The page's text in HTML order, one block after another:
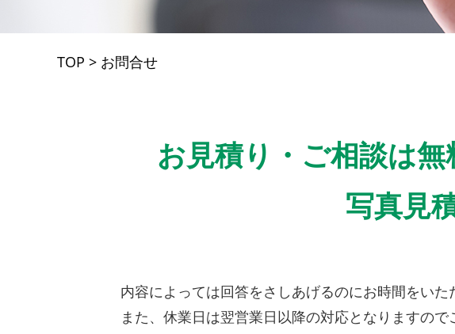
TOP > お問合せ
お見積り・ご相談は無
写真見
内容によっては回答をさしあげるのにお時間をいた
また、休業日は翌営業日以降の対応となりますので